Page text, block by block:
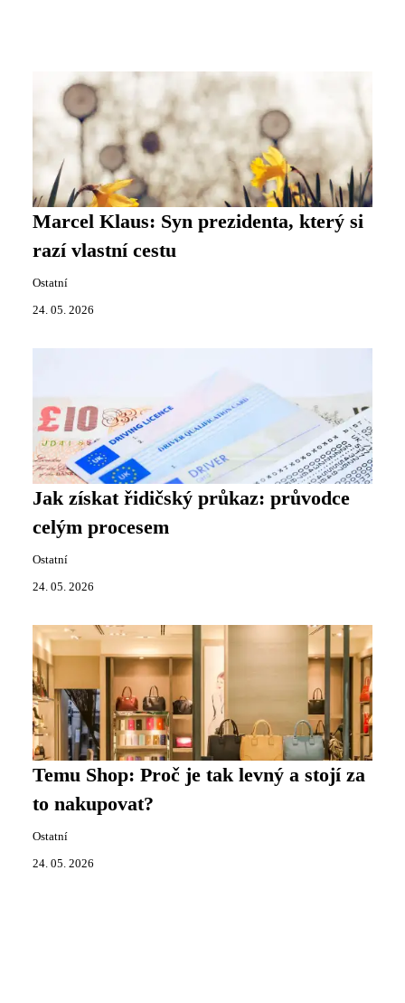
Marcel Klaus: Syn prezidenta, který si
razí vlastní cestu
Ostatní
24. 05. 2026
Jak získat řidičský průkaz: průvodce
celým procesem
Ostatní
24. 05. 2026
Temu Shop: Proč je tak levný a stojí za
to nakupovat?
Ostatní
24. 05. 2026